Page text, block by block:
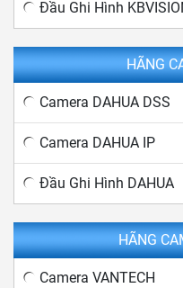
Đầu Ghi Hình
HÃNG
Camera DAHUA DSS
Camera DAHUA IP
Đầu Ghi Hình DAHUA
HÃNG
Camera VANTECH